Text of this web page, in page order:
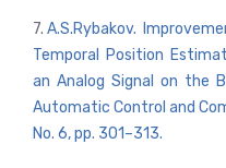
7. A.S.Rybakov.
Temporal Position
an Analog Signal on the
Automatic Control and
No. 6, pp. 301–313.